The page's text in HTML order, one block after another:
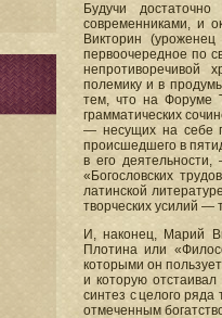
Будучи
современниками, и
Викторин
первоочередное по
непротиворечивой
полемику и в
тем, что на Форуме
грамматических
— несущих на себе
происшедшего в
в его
«Богословских
латинской
творческих усилий —
И, наконец, Марий
Плотина или
которыми он
и которую
синтез с целого
отмеченным